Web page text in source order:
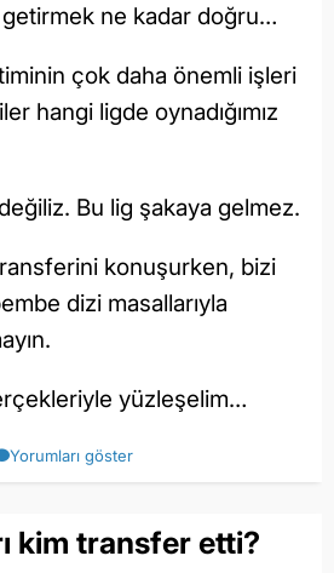
getirmek ne kadar doğru…
çok daha önemli işleri
hangi ligde oynadığımız
Bu lig şakaya gelmez.
konuşurken, bizi
dizi masallarıyla
yüzleşelim…
Yorumları göster
kim transfer etti?